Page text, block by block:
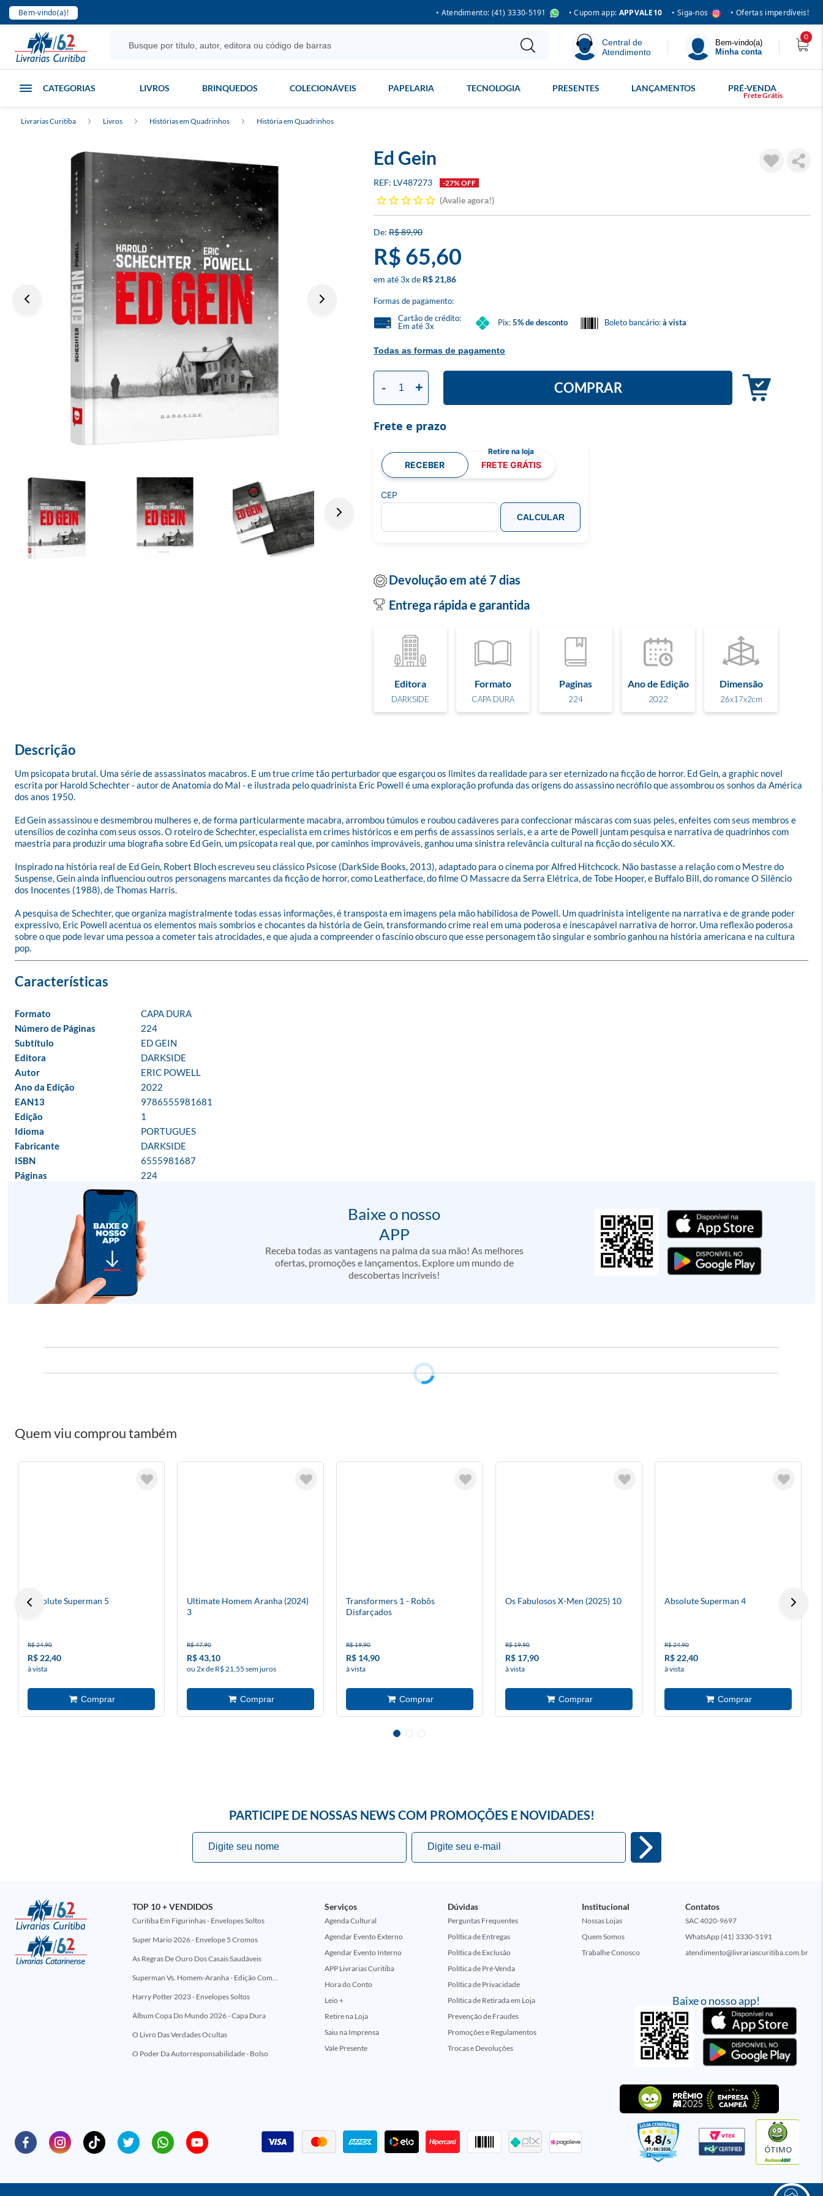
Bem-vindo(a)! • Atendimento: (41) 3330-5191 • Cupom app: APPVALE10 • Siga-nos • Ofertas imperdíveis!
Central de
Atendimento
Bem-vindo(a)
Minha conta
0
CATEGORIAS LIVROS BRINQUEDOS COLECIONÁVEIS PAPELARIA TECNOLOGIA PRESENTES LANÇAMENTOS PRÉ-VENDA
Livrarias Curitiba Livros Histórias em Quadrinhos História em Quadrinhos
Ed Gein
LV487273 -27% OFF
Avalie agora!
R$ 89,90
R$ 65,60
3x R$ 21,86
Formas de pagamento:
Todas as formas de pagamento
Cartão de crédito:
Em até 3x
Pix:5% de desconto Boleto bancário:à vista
- + COMPRAR
Frete e prazo
RECEBER FRETE GRÁTIS
CEP
CALCULAR
Devolução em até 7 dias
Entrega rápida e garantida
Editora
DARKSIDE
Formato
CAPA DURA
Paginas
224
Ano de Edição
2022
Dimensão
26x17x2cm
Descrição
Um psicopata brutal. Uma série de assassinatos macabros. E um true crime tão perturbador que esgarçou os limites da realidade para ser eternizado na ficção de horror. Ed Gein, a graphic novel
escrita por Harold Schechter - autor de Anatomia do Mal - e ilustrada pelo quadrinista Eric Powell é uma exploração profunda das origens do assassino necrófilo que assombrou os sonhos da América
dos anos 1950.
Ed Gein assassinou e desmembrou mulheres e, de forma particularmente macabra, arrombou túmulos e roubou cadáveres para confeccionar máscaras com suas peles, enfeites com seus membros e
utensílios de cozinha com seus ossos. O roteiro de Schechter, especialista em crimes históricos e em perfis de assassinos seriais, e a arte de Powell juntam pesquisa e narrativa de quadrinhos com
maestria para produzir uma biografia sobre Ed Gein, um psicopata real que, por caminhos improváveis, ganhou uma sinistra relevância cultural na ficção do século XX.
Inspirado na história real de Ed Gein, Robert Bloch escreveu seu clássico Psicose (DarkSide Books, 2013), adaptado para o cinema por Alfred Hitchcock. Não bastasse a relação com o Mestre do
Suspense, Gein ainda influenciou outros personagens marcantes da ficção de horror, como Leatherface, do filme O Massacre da Serra Elétrica, de Tobe Hooper, e Buffalo Bill, do romance O Silêncio
dos Inocentes (1988), de Thomas Harris.
A pesquisa de Schechter, que organiza magistralmente todas essas informações, é transposta em imagens pela mão habilidosa de Powell. Um quadrinista inteligente na narrativa e de grande poder
expressivo, Eric Powell acentua os elementos mais sombrios e chocantes da história de Gein, transformando crime real em uma poderosa e inescapável narrativa de horror. Uma reflexão poderosa
sobre o que pode levar uma pessoa a cometer tais atrocidades, e que ajuda a compreender o fascínio obscuro que esse personagem tão singular e sombrio ganhou na história americana e na cultura
pop.
Formato
CAPA DURA
Número de Páginas
224
Subtítulo
ED GEIN
Editora
DARKSIDE
Autor
ERIC POWELL
Ano da Edição
2022
EAN13
9786555981681
Edição
1
Idioma
PORTUGUES
Fabricante
DARKSIDE
ISBN
6555981687
Páginas
224
Baixe o nosso
APP
Receba todas as vantagens na palma da sua mão! As melhores
ofertas, promoções e lançamentos. Explore um mundo de
descobertas incríveis!
Quem viu comprou também
Absolute Superman 5
R$ 24,90
R$ 22,40
à vista
Ultimate Homem Aranha (2024)
3
R$ 47,90
R$ 43,10
ou 2x de R$ 21,55 sem juros
Transformers 1 - Robôs
Disfarçados
R$ 19,90
R$ 14,90
à vista
Os Fabulosos X-Men (2025) 10
R$ 19,90
R$ 17,90
à vista
Absolute Superman 4
R$ 24,90
R$ 22,40
à vista
PARTICIPE DE NOSSAS NEWS COM PROMOÇÕES E NOVIDADES!
Baixe o nosso app!
TOP 10 + VENDIDOS
Curitiba Em Figurinhas - Envelopes Soltos
Super Mario 2026 - Envelope 5 Cromos
As Regras De Ouro Dos Casais Saudáveis
Superman Vs. Homem-Aranha - Edição Comemorativa 50 Anos (Encontros Clássicos Dc E Marvel)
Harry Potter 2023 - Envelopes Soltos
Álbum Copa Do Mundo 2026 - Capa Dura
O Livro Das Verdades Ocultas
O Poder Da Autorresponsabilidade - Bolso
Serviços
Agenda Cultural
Agendar Evento Externo
Agendar Evento Interno
APP Livrarias Curitiba
Hora do Conto
Leio +
Retire na Loja
Saiu na Imprensa
Vale Presente
Dúvidas
Perguntas Frequentes
Política de Entregas
Política de Exclusão
Política de Pré-Venda
Política de Privacidade
Política de Retirada em Loja
Prevenção de Fraudes
Promoções e Regulamentos
Trocas e Devoluções
Institucional
Nossas Lojas
Quem Somos
Trabalhe Conosco
Contatos
SAC 4020-9697
WhatsApp (41) 3330-5191
atendimento@livrariascuritiba.com.br
ÓTIMO